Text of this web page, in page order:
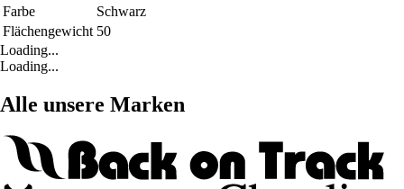
Farbe
Schwarz
Flächengewicht 50
Loading...
Loading...
Alle unsere Marken